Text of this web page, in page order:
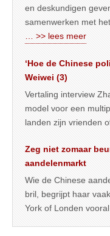
en deskundigen
samenwerken met
… >> lees meer
‘Hoe de Chinese
Weiwei (3)
Vertaling interview
model voor een
landen zijn vrienden
Zeg niet zomaar
aandelenmarkt
Wie de Chinese
bril, begrijpt haar
York of Londen